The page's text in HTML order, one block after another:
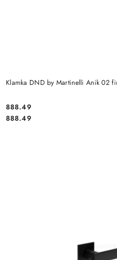
Klamka DND by Martinelli Anik 02
Cena:
888.49
Cena:
888.49